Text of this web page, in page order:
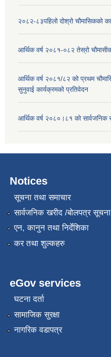
२०८२-८३पहिलो दोश्रो चौमासिकको
आर्थिक वर्ष २०८१-०८२ तेस्रो
आर्थिक वर्ष २०८१/८२ को प्रथम
सुनुवाई कार्यक्रमको प्रतिवेदन
आर्थिक वर्ष २०८०।८१ को सार्वजनिक
Notices
सूचना तथा समाचार
सार्वजनिक खरीद /बोलपत्र सूचना
एन, कानुन तथा निर्देशिका
कर तथा शुल्कहरु
eGov services
घटना दर्ता
सामाजिक सुरक्षा
नागरिक वडापत्र